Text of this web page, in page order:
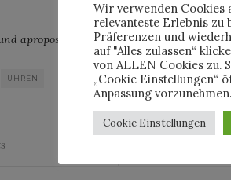
apropos, seid ihr auch schon dem
UHREN
Wir verwenden Cookies
relevanteste Erlebnis zu
Präferenzen und
auf "Alles zulassen“
von ALLEN Cookies zu.
„Cookie Einstellungen“
Anpassung
Cookie Einstellungen